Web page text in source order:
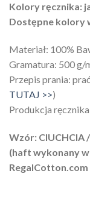
Kolory ręcznika:
Dostępne kolory
Materiał: 100%
Gramatura: 500 g/
Przepis prania:
TUTAJ >>)
Produkcja
Wzór: CIUCHCIA
(haft wykonany w
RegalCotton.com